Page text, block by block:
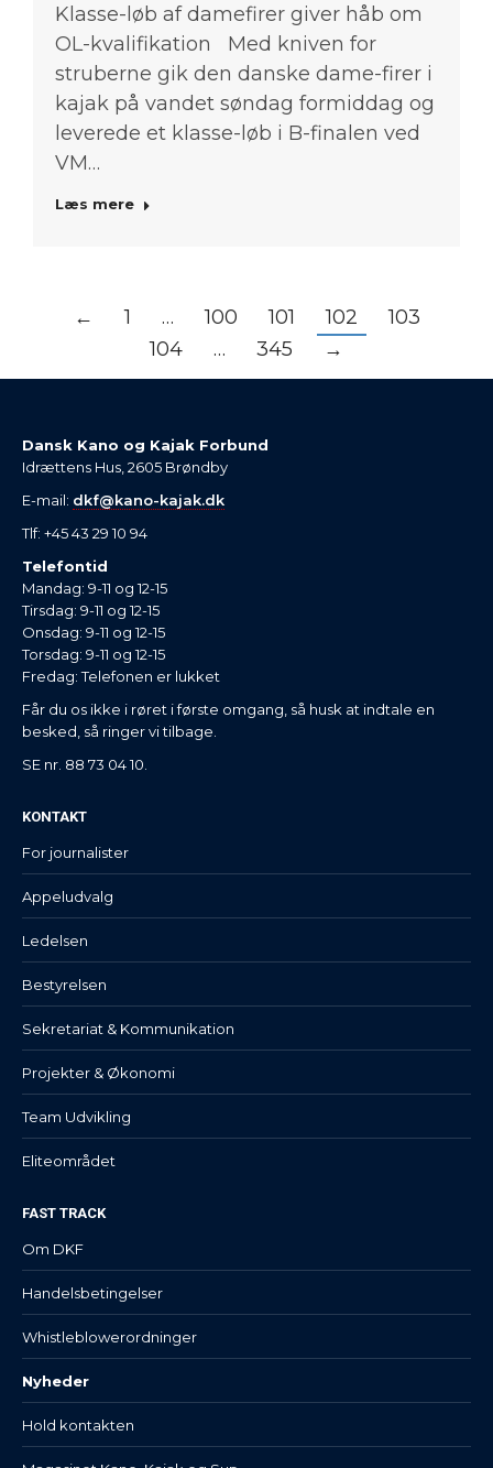
Klasse-løb af damefirer giver håb om
OL-kvalifikation Med kniven for
struberne gik den danske dame-firer i
kajak på vandet søndag formiddag og
leverede et klasse-løb i B-finalen ved
VM…
Læs mere
← 1 … 100 101 102
103
104
… 345 →
Dansk Kano og Kajak Forbund
Idrættens Hus, 2605 Brøndby
E-mail: dkf@kano-kajak.dk
Tlf: +45 43 29 10 94
Telefontid
Mandag: 9-11 og 12-15
Tirsdag: 9-11 og 12-15
Onsdag: 9-11 og 12-15
Torsdag: 9-11 og 12-15
Fredag: Telefonen er lukket
Får du os ikke i røret i første omgang, så husk at indtale en
besked, så ringer vi tilbage.
SE nr. 88 73 04 10.
KONTAKT
For journalister
Appeludvalg
Ledelsen
Bestyrelsen
Sekretariat & Kommunikation
Projekter & Økonomi
Team Udvikling
Eliteområdet
FAST TRACK
Om DKF
Handelsbetingelser
Whistleblowerordninger
Nyheder
Hold kontakten